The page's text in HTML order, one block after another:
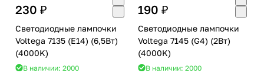
230 ₽
Светодиодные лампочки
Voltega 7135 (E14) (6,5Вт)
(4000K)
В наличии: 2000
190 ₽
Светодиодные лампочки
Voltega 7145 (G4) (2Вт)
(4000K)
В наличии: 2000